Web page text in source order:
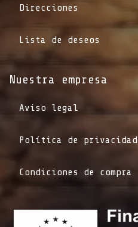
Direcciones
Lista de deseos
Nuestra empresa
Aviso legal
Política de privacidad
Condiciones de compra